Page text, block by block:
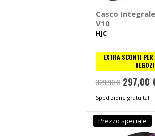
Casco
V10
HJC
EXTRA SCONTI
329,90 € 297,00
Spedizione gratuita!
Prezzo speciale